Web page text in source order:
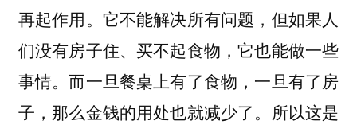
再起作用。它不能解决所有问题，但如果人
们没有房子住、买不起食物，它也能做一些
事情。而一旦餐桌上有了食物，一旦有了房
子，那么金钱的用处也就减少了。所以这是